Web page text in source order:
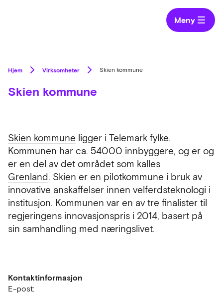
Meny
Hjem Virksomheter Skien kommune
Skien kommune
Skien kommune ligger i Telemark fylke.
Kommunen har ca. 54000 innbyggere, og er og
er en del av det området som kalles
Grenland. Skien er en pilotkommune i bruk av
innovative anskaffelser innen velferdsteknologi i
institusjon. Kommunen var en av tre finalister til
regjeringens innovasjonspris i 2014, basert på
sin samhandling med næringslivet.
Kontaktinformasjon
E-post: